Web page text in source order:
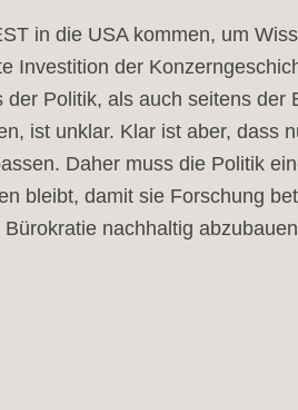
in die USA kommen, um
Investition der
Politik, als auch seitens der
ist unklar. Klar ist aber, dass
Daher muss die Politik
bleibt, damit sie Forschung
nachhaltig